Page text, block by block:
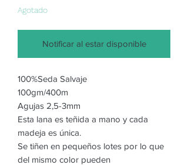
Agotado
Notificar al estar disponible
100%Seda Salvaje
100gm/400m
Agujas 2,5-3mm
Esta lana es teñida a mano y cada
madeja es única.
Se tiñen en pequeños lotes por lo que
del mismo color pueden